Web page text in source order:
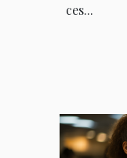
ces...